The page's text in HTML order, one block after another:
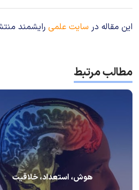
این مقاله در سایت علمی رایشمند
مطالب مرتبط
هوش، استعداد، خلاقیت